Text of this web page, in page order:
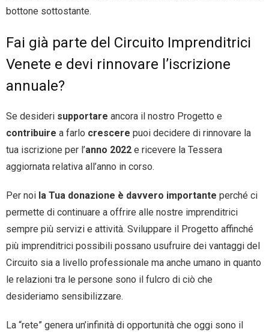
bottone sottostante.
Fai già parte del Circuito Imprenditrici
Venete e devi rinnovare l’iscrizione
annuale?
Se desideri supportare ancora il nostro Progetto e
contribuire a farlo crescere puoi decidere di rinnovare la
tua iscrizione per l’anno 2022 e ricevere la Tessera
aggiornata relativa all’anno in corso.
Per noi la Tua donazione è davvero importante perché ci
permette di continuare a offrire alle nostre imprenditrici
sempre più servizi e attività. Sviluppare il Progetto affinché
più imprenditrici possibili possano usufruire dei vantaggi del
Circuito sia a livello professionale ma anche umano in quanto
le relazioni tra le persone sono il fulcro di ciò che
desideriamo sensibilizzare.
La “rete” genera un’infinità di opportunità che oggi sono il